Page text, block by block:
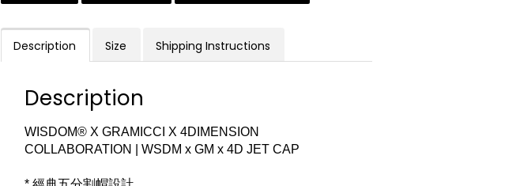
Description Size Shipping Instructions
Description
WISDOM® X GRAMICCI X 4DIMENSION
COLLABORATION | WSDM x GM x 4D JET CAP